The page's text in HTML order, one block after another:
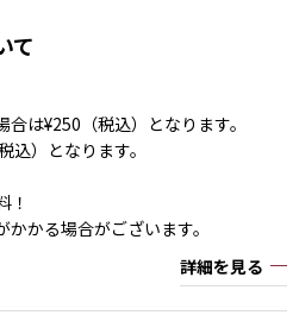
て
は¥250（税込）となります。
）となります。
！
かる場合がございます。
詳細を見る